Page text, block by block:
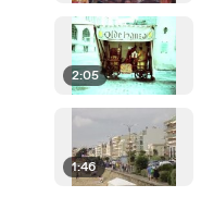
2:05
1:46